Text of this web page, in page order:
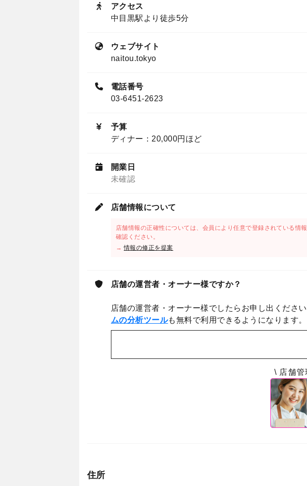
アクセス
中目黒駅より徒歩5分
ウェブサイト
naitou.tokyo
電話番号
03-6451-2623
予算
ディナー：20,000円ほど
開業日
未確認
店舗情報について
店舗情報の正確性については、会員により任意で登録されている情
確認ください。
→情報の修正を提案
店舗の運営者・オーナー様ですか？
店舗の運営者・オーナー様でしたらお申し出くださ
ムの分析ツールも無料で利用できるようになります。
\ 店舗管
住所